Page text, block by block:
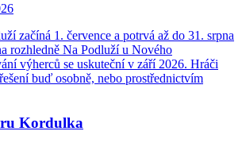
začíná 1. července a potrvá až do 31. srpna
rozhledně Na Podluží u Nového
výherců se uskuteční v září 2026. Hráči
buď osobně, nebo prostřednictvím
Kordulka